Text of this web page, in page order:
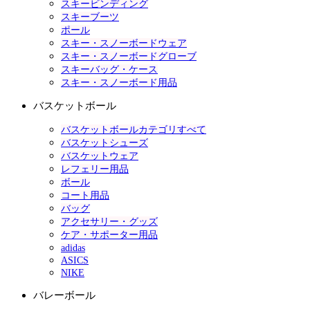
スキービンディング
スキーブーツ
ポール
スキー・スノーボードウェア
スキー・スノーボードグローブ
スキーバッグ・ケース
スキー・スノーボード用品
バスケットボール
バスケットボールカテゴリすべて
バスケットシューズ
バスケットウェア
レフェリー用品
ボール
コート用品
バッグ
アクセサリー・グッズ
ケア・サポーター用品
adidas
ASICS
NIKE
バレーボール